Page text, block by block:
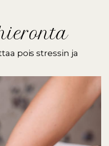
pois stressin ja